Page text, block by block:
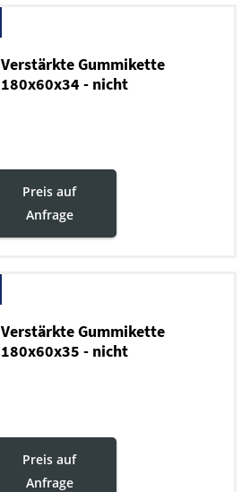
Verstärkte Gummikette
180x60x34 - nicht
Preis auf
Anfrage
Verstärkte Gummikette
180x60x35 - nicht
Preis auf
Anfrage